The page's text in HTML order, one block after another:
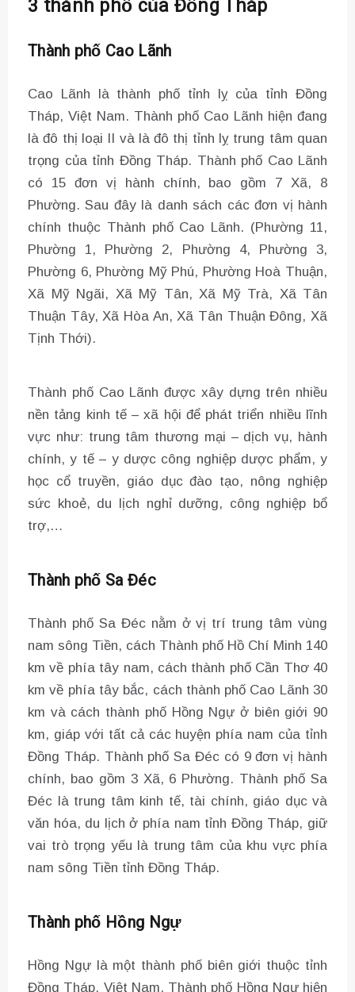
3 thành phố của Đồng Tháp
Thành phố Cao Lãnh
Cao Lãnh là thành phố tỉnh lỵ của tỉnh Đồng
Tháp, Việt Nam. Thành phố Cao Lãnh hiện đang
là đô thị loại II và là đô thị tỉnh lỵ trung tâm quan
trọng của tỉnh Đồng Tháp. Thành phố Cao Lãnh
có 15 đơn vị hành chính, bao gồm 7 Xã, 8
Phường. Sau đây là danh sách các đơn vị hành
chính thuộc Thành phố Cao Lãnh. (Phường 11,
Phường 1, Phường 2, Phường 4, Phường 3,
Phường 6, Phường Mỹ Phú, Phường Hoà Thuận,
Xã Mỹ Ngãi, Xã Mỹ Tân, Xã Mỹ Trà, Xã Tân
Thuận Tây, Xã Hòa An, Xã Tân Thuận Đông, Xã
Tịnh Thới).
Thành phố Cao Lãnh được xây dựng trên nhiều
nền tảng kinh tế – xã hội để phát triển nhiều lĩnh
vực như: trung tâm thương mại – dịch vụ, hành
chính, y tế – y dược công nghiệp dược phẩm, y
học cổ truyền, giáo dục đào tạo, nông nghiệp
sức khoẻ, du lịch nghỉ dưỡng, công nghiệp bổ
trợ,…
Thành phố Sa Đéc
Thành phố Sa Đéc nằm ở vị trí trung tâm vùng
nam sông Tiền, cách Thành phố Hồ Chí Minh 140
km về phía tây nam, cách thành phố Cần Thơ 40
km về phía tây bắc, cách thành phố Cao Lãnh 30
km và cách thành phố Hồng Ngự ở biên giới 90
km, giáp với tất cả các huyện phía nam của tỉnh
Đồng Tháp. Thành phố Sa Đéc có 9 đơn vị hành
chính, bao gồm 3 Xã, 6 Phường. Thành phố Sa
Đéc là trung tâm kinh tế, tài chính, giáo dục và
văn hóa, du lịch ở phía nam tỉnh Đồng Tháp, giữ
vai trò trọng yếu là trung tâm của khu vực phía
nam sông Tiền tỉnh Đồng Tháp.
Thành phố Hồng Ngự
Hồng Ngự là một thành phố biên giới thuộc tỉnh
Đồng Tháp, Việt Nam. Thành phố Hồng Ngự hiện